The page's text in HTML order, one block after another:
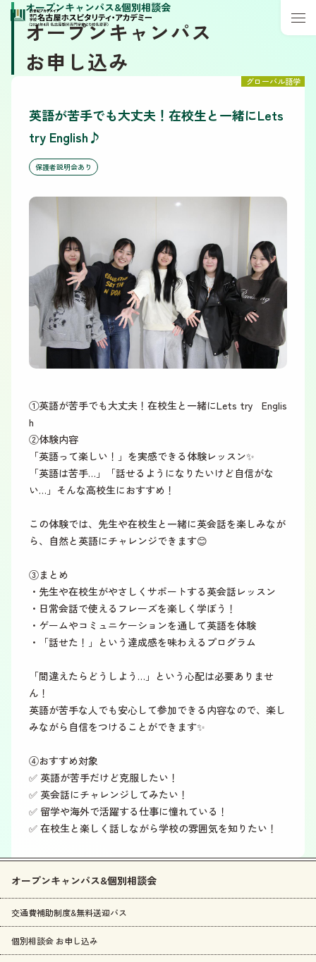
オープンキャンパス&個別相談会
オープンキャンパス
お申し込み
グローバル語学
英語が苦手でも大丈夫！在校生と一緒にLets
try English♪
保護者説明会あり
①英語が苦手でも大丈夫！在校生と一緒にLets try Englis
h
②体験内容
「英語って楽しい！」を実感できる体験レッスン✨
「英語は苦手…」「話せるようになりたいけど自信がな
い…」そんな高校生におすすめ！
この体験では、先生や在校生と一緒に英会話を楽しみなが
ら、自然と英語にチャレンジできます😊
③まとめ
・先生や在校生がやさしくサポートする英会話レッスン
・日常会話で使えるフレーズを楽しく学ぼう！
・ゲームやコミュニケーションを通して英語を体験
・「話せた！」という達成感を味わえるプログラム
「間違えたらどうしよう…」という心配は必要ありませ
ん！
英語が苦手な人でも安心して参加できる内容なので、楽し
みながら自信をつけることができます✨
④おすすめ対象
✅ 英語が苦手だけど克服したい！
✅ 英会話にチャレンジしてみたい！
✅ 留学や海外で活躍する仕事に憧れている！
✅ 在校生と楽しく話しながら学校の雰囲気を知りたい！
オープンキャンパス&個別相談会
交通費補助制度&無料送迎バス
個別相談会 お申し込み